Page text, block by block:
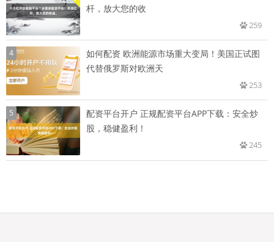
杆，放大您的收
259
4
如何配资 欧洲能源市场重大变局！美国正试图
代替俄罗斯对欧洲天
253
5
配资平台开户 正规配资平台APP下载：安全炒
股，稳健盈利！
245